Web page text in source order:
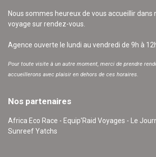
Nous sommes heureux de vous accueillir dans
voyage sur rendez-vous.
Agence ouverte le lundi au vendredi de 9h à
Pour toute visite à un autre moment, merci de prendre
accueillerons avec plaisir en dehors de ces horaires.
Nos partenaires
Africa Eco Race - Equip'Raid Voyages - Le
Sunreef Yatchs